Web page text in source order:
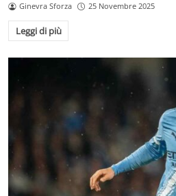
Ginevra Sforza 25 Novembre 2025
Leggi di più